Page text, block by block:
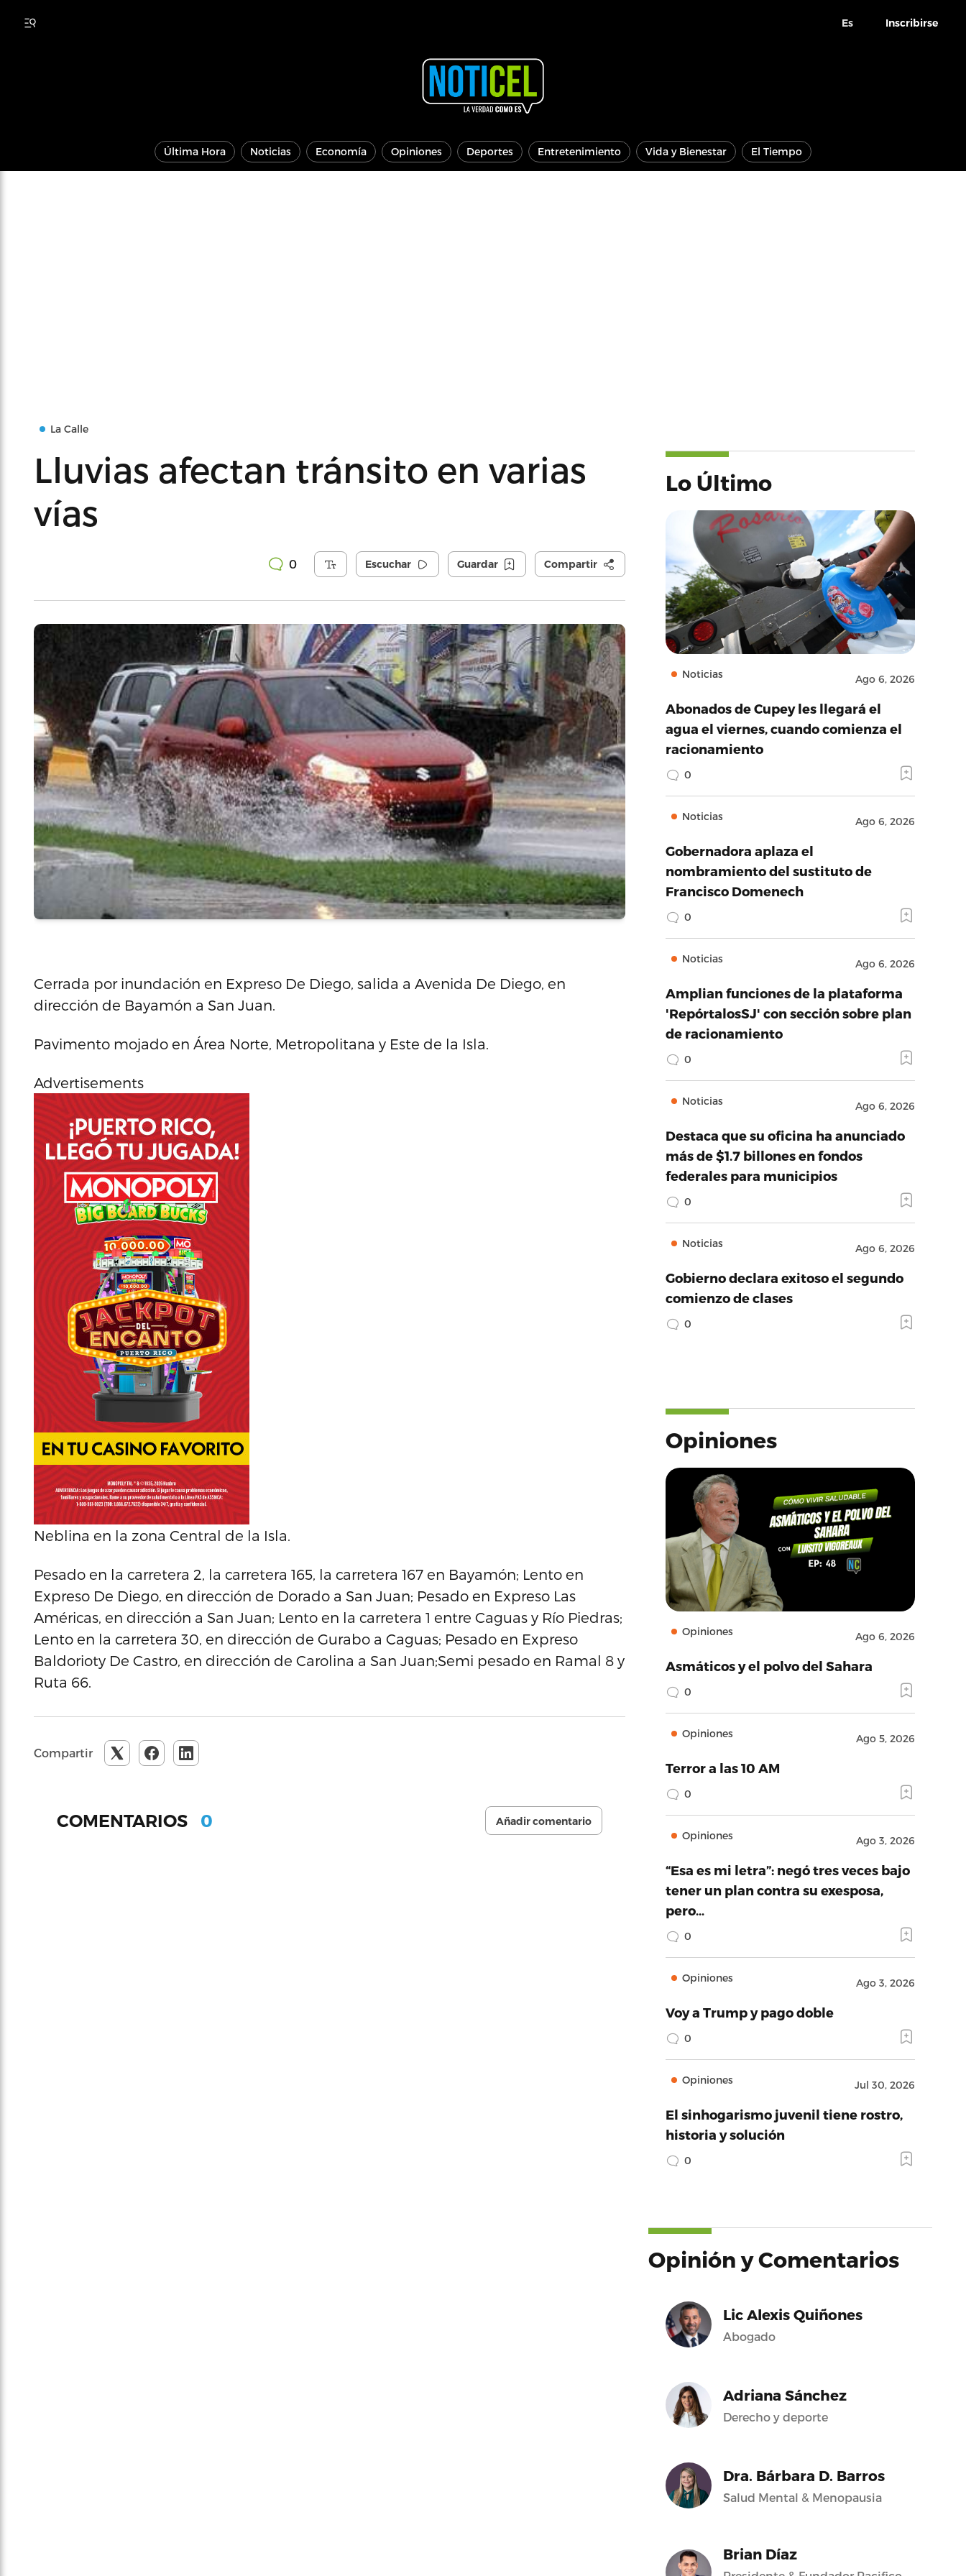
Es Inscribirse
Última Hora Noticias Economía Opiniones Deportes Entretenimiento Vida y Bienestar El Tiempo
La Calle
Lluvias afectan tránsito en varias
vías
0 Escuchar Guardar Compartir
Cerrada por inundación en Expreso De Diego, salida a Avenida De Diego, en
dirección de Bayamón a San Juan.
Pavimento mojado en Área Norte, Metropolitana y Este de la Isla.
Advertisements
Neblina en la zona Central de la Isla.
Pesado en la carretera 2, la carretera 165, la carretera 167 en Bayamón; Lento en
Expreso De Diego, en dirección de Dorado a San Juan; Pesado en Expreso Las
Américas, en dirección a San Juan; Lento en la carretera 1 entre Caguas y Río Piedras;
Lento en la carretera 30, en dirección de Gurabo a Caguas; Pesado en Expreso
Baldorioty De Castro, en dirección de Carolina a San Juan;Semi pesado en Ramal 8 y
Ruta 66.
Compartir
COMENTARIOS 0 Añadir comentario
Lo Último
Noticias Ago 6, 2026
Abonados de Cupey les llegará el
agua el viernes, cuando comienza el
racionamiento
0
Noticias Ago 6, 2026
Gobernadora aplaza el
nombramiento del sustituto de
Francisco Domenech
0
Noticias Ago 6, 2026
Amplian funciones de la plataforma
'RepórtalosSJ' con sección sobre plan
de racionamiento
0
Noticias Ago 6, 2026
Destaca que su oficina ha anunciado
más de $1.7 billones en fondos
federales para municipios
0
Noticias Ago 6, 2026
Gobierno declara exitoso el segundo
comienzo de clases
0
Opiniones
Opiniones Ago 6, 2026
Asmáticos y el polvo del Sahara
0
Opiniones Ago 5, 2026
Terror a las 10 AM
0
Opiniones Ago 3, 2026
“Esa es mi letra”: negó tres veces bajo
tener un plan contra su exesposa,
pero…
0
Opiniones Ago 3, 2026
Voy a Trump y pago doble
0
Opiniones Jul 30, 2026
El sinhogarismo juvenil tiene rostro,
historia y solución
0
Opinión y Comentarios
Lic Alexis Quiñones
Abogado
Adriana Sánchez
Derecho y deporte
Dra. Bárbara D. Barros
Salud Mental & Menopausia
Brian Díaz